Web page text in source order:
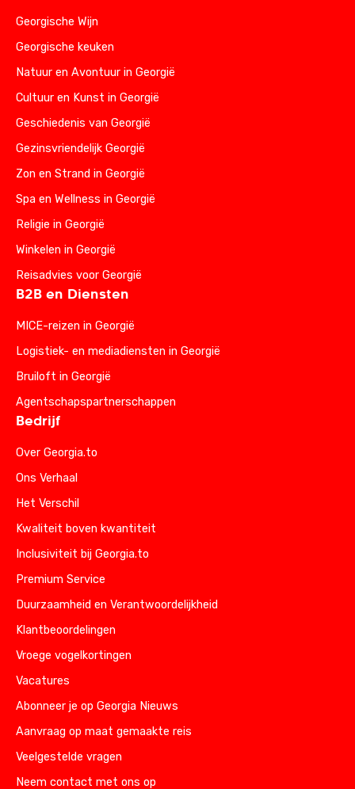
Georgische Wijn
Georgische keuken
Natuur en Avontuur in Georgië
Cultuur en Kunst in Georgië
Geschiedenis van Georgië
Gezinsvriendelijk Georgië
Zon en Strand in Georgië
Spa en Wellness in Georgië
Religie in Georgië
Winkelen in Georgië
Reisadvies voor Georgië
B2B en Diensten
MICE-reizen in Georgië
Logistiek- en mediadiensten in Georgië
Bruiloft in Georgië
Agentschapspartnerschappen
Bedrijf
Over Georgia.to
Ons Verhaal
Het Verschil
Kwaliteit boven kwantiteit
Inclusiviteit bij Georgia.to
Premium Service
Duurzaamheid en Verantwoordelijkheid
Klantbeoordelingen
Vroege vogelkortingen
Vacatures
Abonneer je op Georgia Nieuws
Aanvraag op maat gemaakte reis
Veelgestelde vragen
Neem contact met ons op